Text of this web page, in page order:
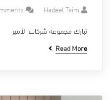
Hadeel Taim
تبارك مجموعة شركات الأمير
Read More